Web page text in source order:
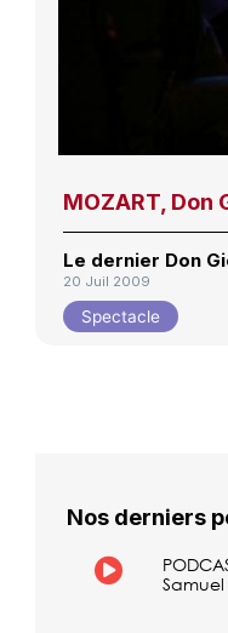
MOZART,
Le dernier Don
20 Juil 2009
Spectacle
Nos derniers
Samuel